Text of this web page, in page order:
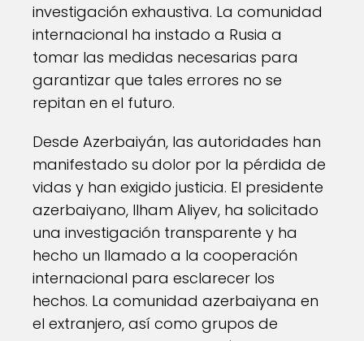
investigación exhaustiva. La comunidad
internacional ha instado a Rusia a
tomar las medidas necesarias para
garantizar que tales errores no se
repitan en el futuro.
Desde Azerbaiyán, las autoridades han
manifestado su dolor por la pérdida de
vidas y han exigido justicia. El presidente
azerbaiyano, Ilham Aliyev, ha solicitado
una investigación transparente y ha
hecho un llamado a la cooperación
internacional para esclarecer los
hechos. La comunidad azerbaiyana en
el extranjero, así como grupos de